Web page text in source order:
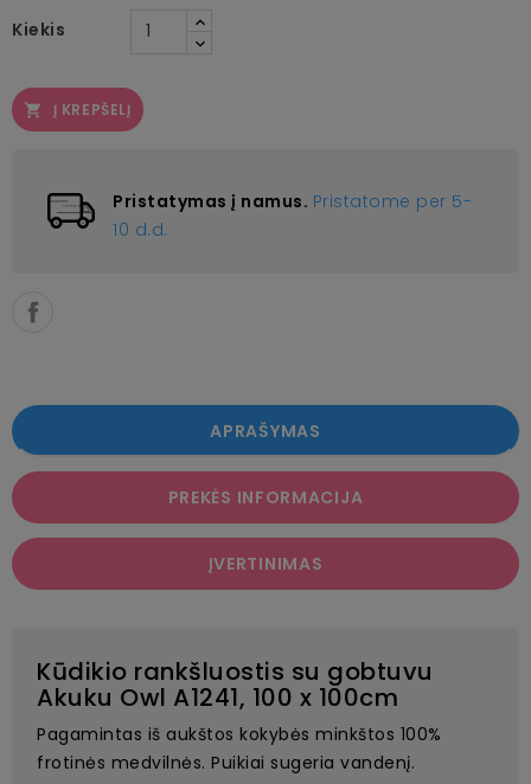
Kiekis
 Į KREPŠELĮ
Pristatymas į namus. Pristatome per 5-
10 d.d.
APRAŠYMAS
PREKĖS INFORMACIJA
ĮVERTINIMAS
Kūdikio rankšluostis su gobtuvu
Akuku Owl A1241, 100 x 100cm
Pagamintas iš aukštos kokybės minkštos 100%
frotinės medvilnės. Puikiai sugeria vandenį.